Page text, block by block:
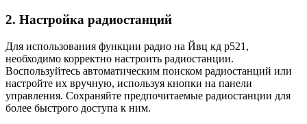
2. Настройка радиостанций
Для использования функции радио на Йвц кд р521,
необходимо корректно настроить радиостанции.
Воспользуйтесь автоматическим поиском радиостанций или
настройте их вручную, используя кнопки на панели
управления. Сохраняйте предпочитаемые радиостанции для
более быстрого доступа к ним.